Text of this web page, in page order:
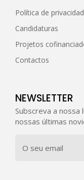
Política de
Candidaturas
Projetos
Contactos
NEWSLETTER
Subscreva a
nossas últimas